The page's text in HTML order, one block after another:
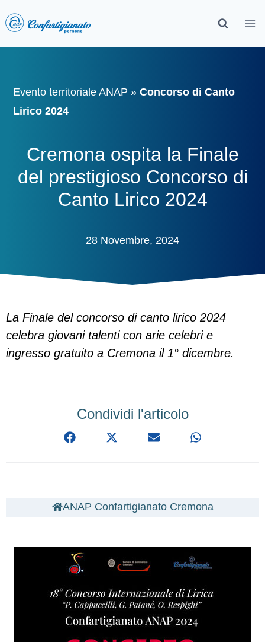
Evento territoriale ANAP »Concorso di Canto
Lirico 2024
Cremona ospita la Finale
del prestigioso Concorso di
Canto Lirico 2024
28 Novembre, 2024
La Finale del concorso di canto lirico 2024
celebra giovani talenti con arie celebri e
ingresso gratuito a Cremona il 1° dicembre.
Condividi l'articolo
ANAP Confartigianato Cremona